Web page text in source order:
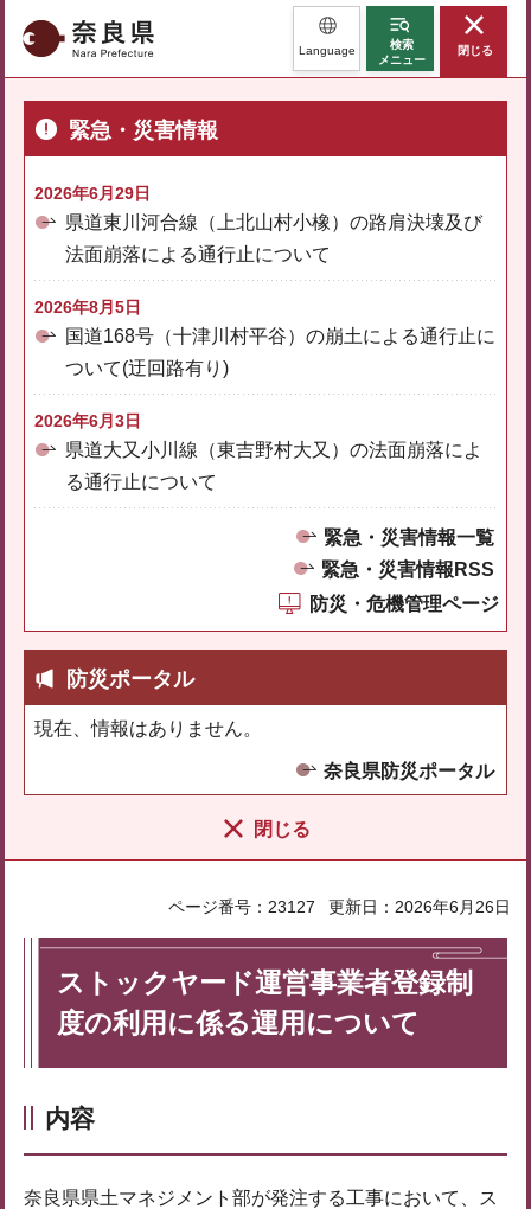
奈良県 Language
検索
メニュー
閉じる
緊急・災害情報
2026年6月29日
県道東川河合線（上北山村小橡）の路肩決壊及び
法面崩落による通行止について
2026年8月5日
国道168号（十津川村平谷）の崩土による通行止に
ついて(迂回路有り)
2026年6月3日
県道大又小川線（東吉野村大又）の法面崩落によ
る通行止について
緊急・災害情報一覧
緊急・災害情報RSS
防災・危機管理ページ
防災ポータル
現在、情報はありません。
奈良県防災ポータル
閉じる
ページ番号：23127 更新日：2026年6月26日
ストックヤード運営事業者登録制
度の利用に係る運用について
内容
奈良県県土マネジメント部が発注する工事において、ス